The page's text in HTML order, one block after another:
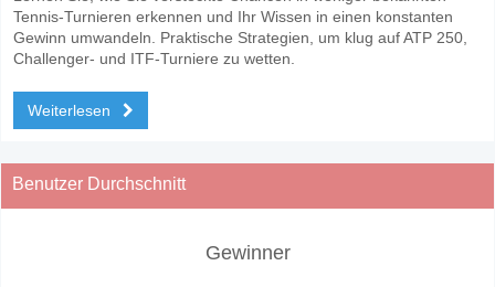
Tennis-Turnieren erkennen und Ihr Wissen in einen konstanten
Gewinn umwandeln. Praktische Strategien, um klug auf ATP 250,
Challenger- und ITF-Turniere zu wetten.
Weiterlesen
Benutzer Durchschnitt
Gewinner